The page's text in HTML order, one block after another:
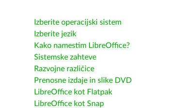
Izberite operacijski sistem
Izberite jezik
Kako namestim LibreOffice?
Sistemske zahteve
Razvojne različice
Prenosne izdaje in slike DVD
LibreOffice kot Flatpak
LibreOffice kot Snap